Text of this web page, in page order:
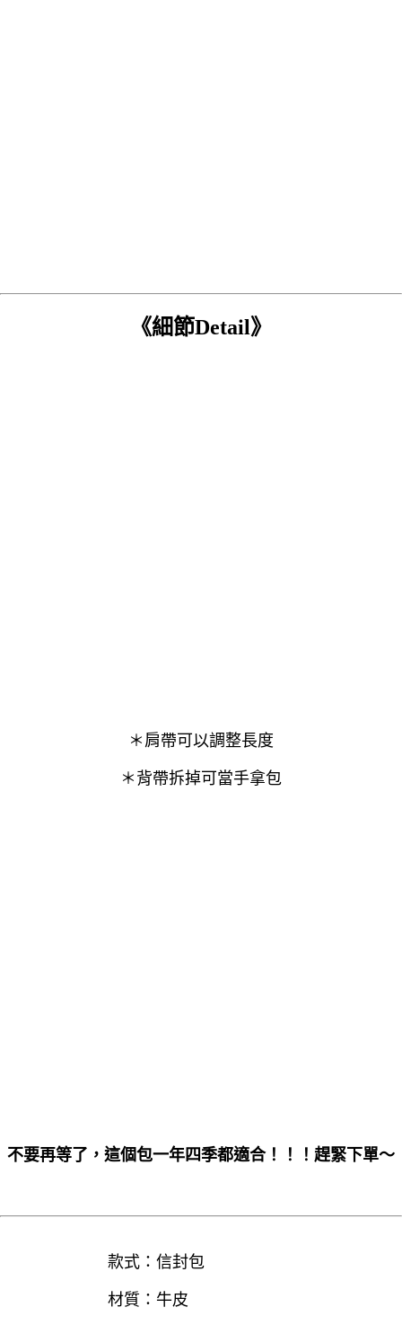
《細節Detail》
＊肩帶可以調整長度
＊背帶拆掉可當手拿包
不要再等了，這個包一年四季都適合！！！趕緊下單～
款式：信封包
材質：牛皮